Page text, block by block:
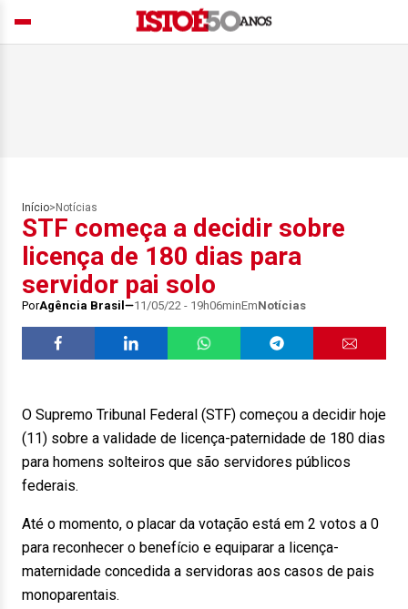
Início> Notícias
STF começa a decidir sobre
licença de 180 dias para
servidor pai solo
PorAgência Brasil 11/05/22 - 19h06minEmNotícias
O Supremo Tribunal Federal (STF) começou a decidir hoje
(11) sobre a validade de licença-paternidade de 180 dias
para homens solteiros que são servidores públicos
federais.
Até o momento, o placar da votação está em 2 votos a 0
para reconhecer o benefício e equiparar a licença-
maternidade concedida a servidoras aos casos de pais
monoparentais.